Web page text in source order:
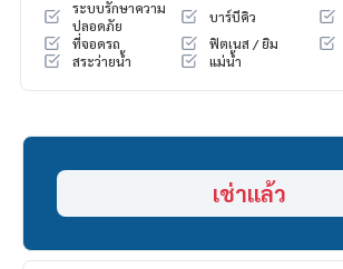
ระบบรักษาความ
ปลอดภัย
บาร์บีคิว
ที่จอดรถ
ฟิตเนส / ยิม
สระว่ายน้ำ
แม่น้ำ
เช่าแล้ว